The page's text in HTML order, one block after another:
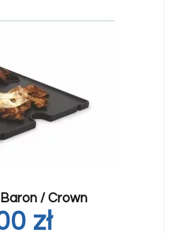
/ Crown
zł